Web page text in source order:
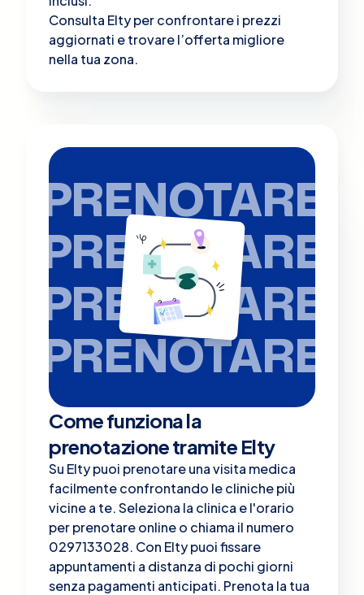
Consulta Elty per confrontare i prezzi
aggiornati e trovare l’offerta migliore
nella tua zona.
PRENOTARE
PRENOTARE
PRENOTARE
PRENOTARE
Come funziona la
prenotazione tramite Elty
Su Elty puoi prenotare una visita medica
facilmente confrontando le cliniche più
vicine a te. Seleziona la clinica e l'orario
per prenotare online o chiama il numero
0297133028. Con Elty puoi fissare
appuntamenti a distanza di pochi giorni
senza pagamenti anticipati. Prenota la tua